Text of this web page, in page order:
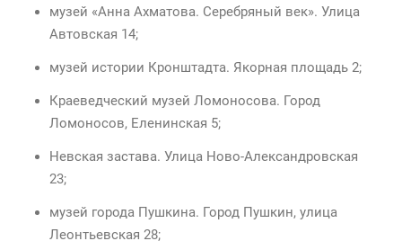
музей «Анна Ахматова. Серебряный век». Улица
Автовская 14;
музей истории Кронштадта. Якорная площадь 2;
Краеведческий музей Ломоносова. Город
Ломоносов, Еленинская 5;
Невская застава. Улица Ново-Александровская
23;
музей города Пушкина. Город Пушкин, улица
Леонтьевская 28;